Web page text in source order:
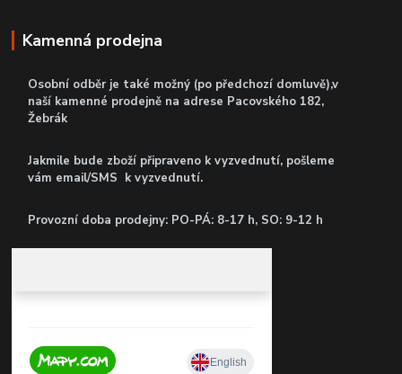
Kamenná prodejna
Osobní odběr je také možný (po předchozí domluvě),v
naší kamenné prodejně na adrese Pacovského 182,
Žebrák
Jakmile bude zboží připraveno k vyzvednutí, pošleme
vám email/SMS k vyzvednutí.
Provozní doba prodejny: PO-PÁ: 8-17 h, SO: 9-12 h